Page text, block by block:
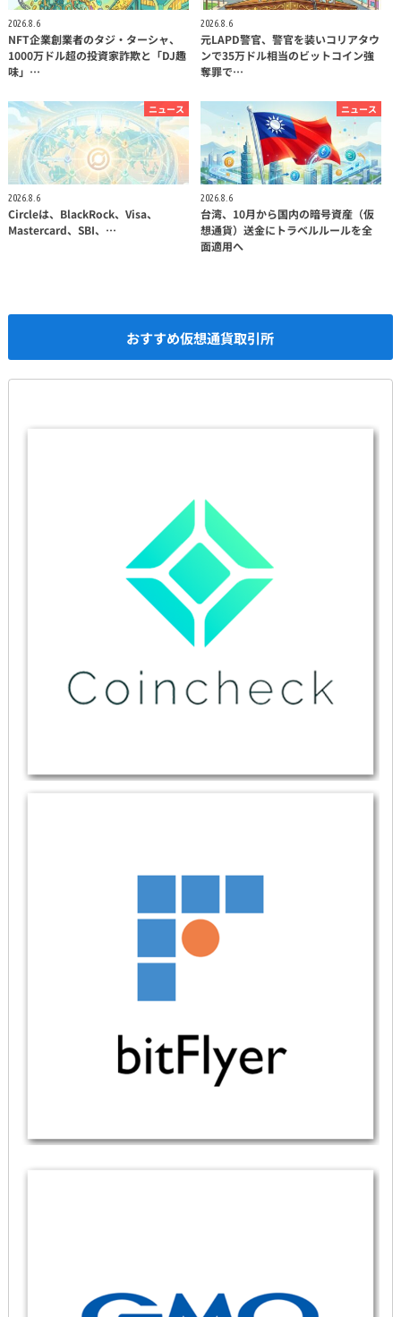
2026.8.6
NFT企業創業者のタジ・ターシャ、
1000万ドル超の投資家詐欺と「DJ趣
味」…
2026.8.6
元LAPD警官、警官を装いコリアタウ
ンで35万ドル相当のビットコイン強
奪罪で…
ニュース
2026.8.6
Circleは、BlackRock、Visa、
Mastercard、SBI、…
ニュース
2026.8.6
台湾、10月から国内の暗号資産（仮
想通貨）送金にトラベルルールを全
面適用へ
おすすめ仮想通貨取引所